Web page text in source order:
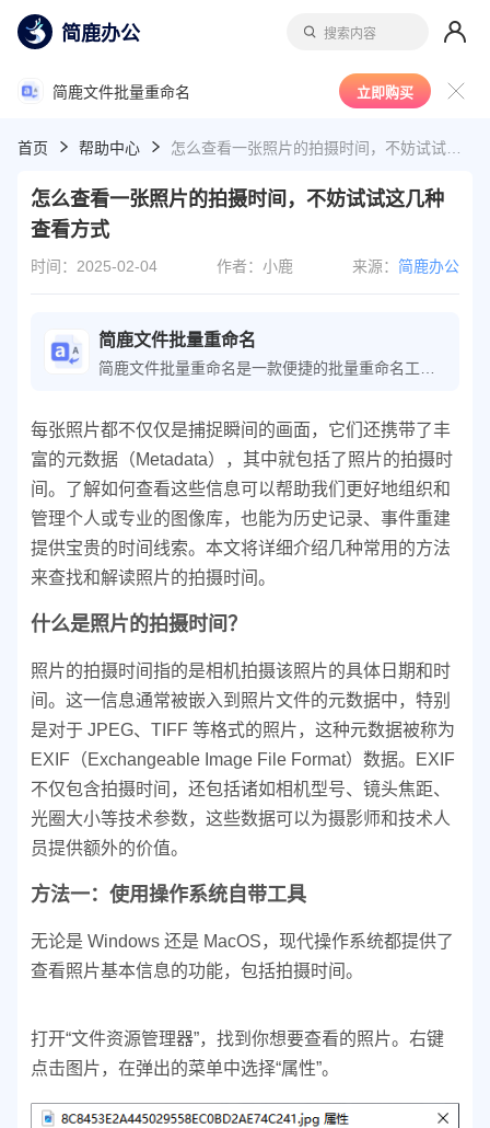
简鹿办公 搜索内容
简鹿文件批量重命名 立即购买
首页 帮助中心
怎么查看一张照片的拍摄时间，不妨试试这几种
查看方式
时间：2025-02-04 作者：小鹿 来源： 简鹿办公
简鹿文件批量重命名
每张照片都不仅仅是捕捉瞬间的画面，它们还携带了丰
富的元数据（Metadata），其中就包括了照片的拍摄时
间。了解如何查看这些信息可以帮助我们更好地组织和
管理个人或专业的图像库，也能为历史记录、事件重建
提供宝贵的时间线索。本文将详细介绍几种常用的方法
来查找和解读照片的拍摄时间。
什么是照片的拍摄时间？
照片的拍摄时间指的是相机拍摄该照片的具体日期和时
间。这一信息通常被嵌入到照片文件的元数据中，特别
是对于 JPEG、TIFF 等格式的照片，这种元数据被称为
EXIF（Exchangeable Image File Format）数据。EXIF
不仅包含拍摄时间，还包括诸如相机型号、镜头焦距、
光圈大小等技术参数，这些数据可以为摄影师和技术人
员提供额外的价值。
方法一：使用操作系统自带工具
无论是 Windows 还是 MacOS，现代操作系统都提供了
查看照片基本信息的功能，包括拍摄时间。
打开“文件资源管理器”，找到你想要查看的照片。 右键
点击图片，在弹出的菜单中选择“属性”。